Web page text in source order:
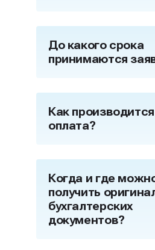
До какого срока
принимаются
Как производится
оплата?
Когда и где
получить
бухгалтерских
документов?